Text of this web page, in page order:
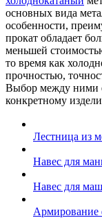
основных вида
особенности,
прокат обладает
меньшей
то время как
прочностью,
Выбор между ними
конкретному
Лестница из
Навес для
Навес для
Армирование